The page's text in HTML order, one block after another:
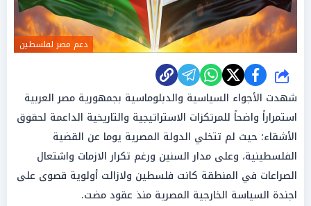
دعم مصر لفلسطين
شارك
شهدت الأجواء السياسية والدبلوماسية بجمهورية مصر العربية
استمراراً واضحاً للمرتكزات الاستراتيجية والتاريخية الداعمة لحقوق
الأشقاء؛ حيث لم تتخلي الدولة المصرية يوما عن القضية
الفلسطينية، وعلى مدار السنين ورغم تكرار الازمات واشتعال
الصراعات في المنطقة كانت فلسطين ولازالت أولوية قصوى على
اجندة السياسة الخارجية المصرية منذ عقود مضت.